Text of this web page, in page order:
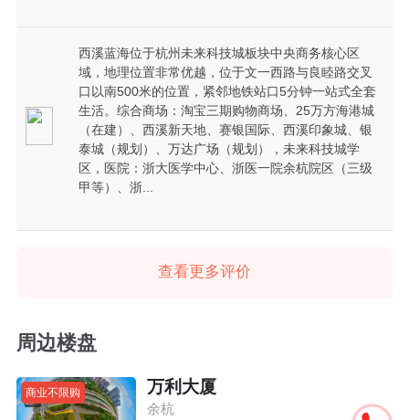
西溪蓝海位于杭州未来科技城板块中央商务核心区
域，地理位置非常优越，位于文一西路与良睦路交叉
口以南500米的位置，紧邻地铁站口5分钟一站式全套
生活。综合商场：淘宝三期购物商场、25万方海港城
（在建）、西溪新天地、赛银国际、西溪印象城、银
泰城（规划）、万达广场（规划），未来科技城学
区，医院：浙大医学中心、浙医一院余杭院区（三级
甲等）、浙...
查看更多评价
周边楼盘
商业不限购 万利大厦
余杭